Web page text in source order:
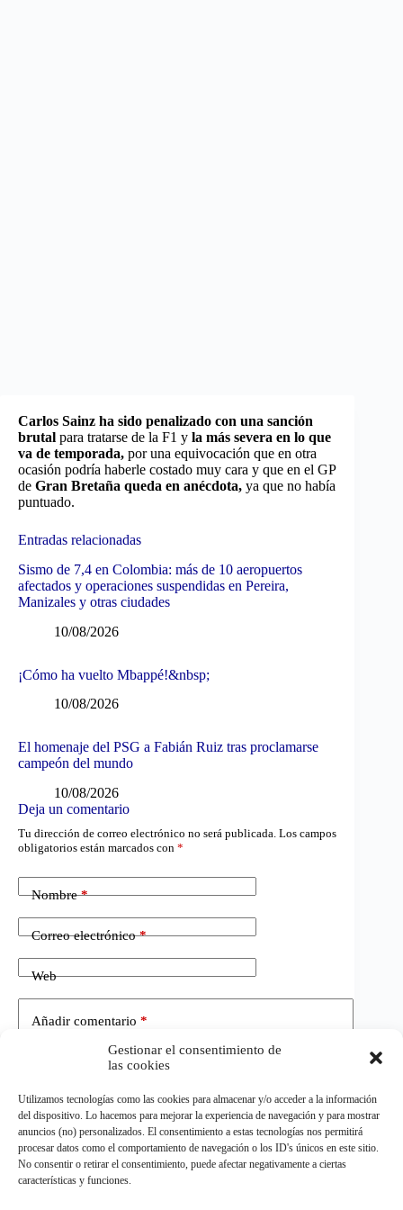
Gestionar el consentimiento de
las cookies
Utilizamos tecnologías como las cookies para almacenar y/o acceder a la información
del dispositivo. Lo hacemos para mejorar la experiencia de navegación y para mostrar
anuncios (no) personalizados. El consentimiento a estas tecnologías nos permitirá
procesar datos como el comportamiento de navegación o los ID's únicos en este sitio.
No consentir o retirar el consentimiento, puede afectar negativamente a ciertas
características y funciones.
Carlos Sainz ha sido penalizado con una sanción
brutal para tratarse de la F1 y la más severa en lo que
va de temporada, por una equivocación que en otra
ocasión podría haberle costado muy cara y que en el GP
de Gran Bretaña queda en anécdota, ya que no había
puntuado.
Entradas relacionadas
Sismo de 7,4 en Colombia: más de 10 aeropuertos
afectados y operaciones suspendidas en Pereira,
Manizales y otras ciudades
10/08/2026
¡Cómo ha vuelto Mbappé!&nbsp;
10/08/2026
El homenaje del PSG a Fabián Ruiz tras proclamarse
campeón del mundo
10/08/2026
Deja un comentario
Tu dirección de correo electrónico no será publicada. Los campos
obligatorios están marcados con *
Nombre*
Correo electrónico*
Web
Añadir comentario *
Publicar el comentario